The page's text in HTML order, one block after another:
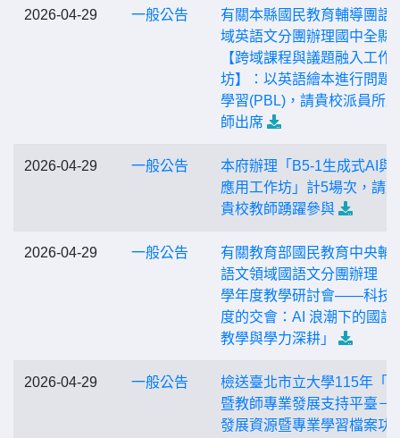
2026-04-29 一般公告
有關本縣國民教育輔導團語
域英語文分團辦理國中全縣
【跨域課程與議題融入工作
坊】：以英語繪本進行問題
學習(PBL)，請貴校派員所
師出席
2026-04-29 一般公告
本府辦理「B5-1生成式AI與
應用工作坊」計5場次，請
貴校教師踴躍參與
2026-04-29 一般公告
有關教育部國民教育中央輔
語文領域國語文分團辦理「
學年度教學研討會——科技
度的交會：AI 浪潮下的國語
教學與學力深耕」
2026-04-29 一般公告
檢送臺北市立大學115年「
暨教師專業發展支持平臺－
發展資源暨專業學習檔案功